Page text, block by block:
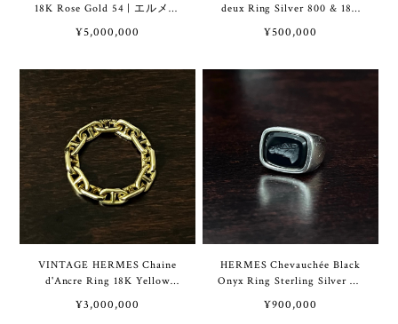
18K Rose Gold 54 | エルメス
ーズ ゴールド 54号
¥5,000,000
deux Ring Silver 800 & 18K
エルメス サングルドゥ リン
ロー ゴールド
¥500,000
VINTAGE HERMES Chaine
d'Ancre Ring 18K Yellow
Gold | ヴィンテージ エルメ
ス シェーヌ ダンクル リング
¥3,000,000
HERMES Chevauchée Black
Onyx Ring Sterling Silver 52
| エルメス シュヴォシェ ブ
ラック オニキス リング スタ
¥900,000